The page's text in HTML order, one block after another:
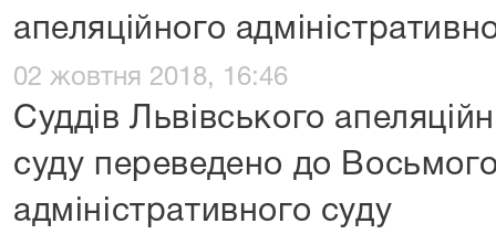
апеляційного
02 жовтня 2018, 16:46
Суддів Львівського
суду переведено до
адміністративного суду